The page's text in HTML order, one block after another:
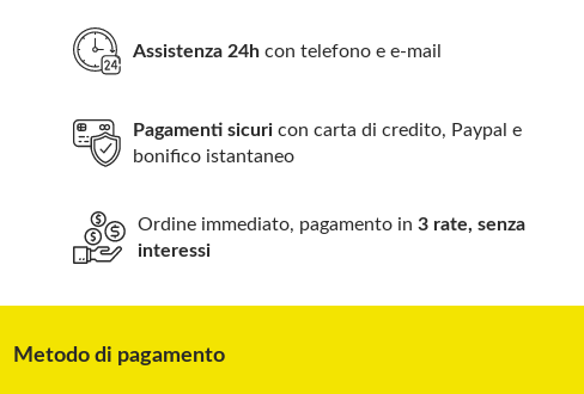
Assistenza 24h con telefono e e-mail
Pagamenti sicuri con carta di credito, Paypal e
bonifico istantaneo
Ordine immediato, pagamento in3 rate, senza
interessi
Metodo di pagamento